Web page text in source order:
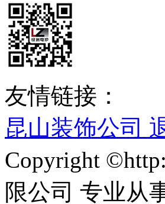
友情链接：
昆山装饰公司
Copyright
限公司 专业从